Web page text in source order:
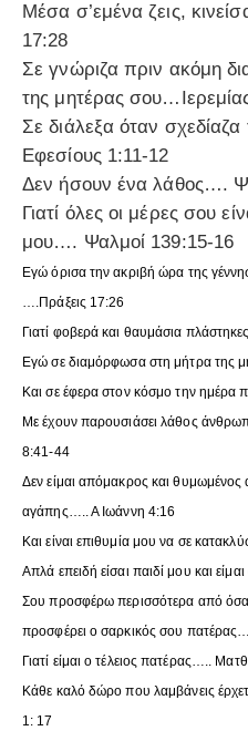
Μέσα σ’εμένα ζεις,
17:28
Σε γνώριζα πριν ακόμη
της μητέρας
Σε διάλεξα όταν
Εφεσίους 1:11-12
Δεν ήσουν ένα λάθος….
Γιατί όλες οι μέρες σου
μου…. Ψαλμοί 139:15-16
Εγώ όρισα την ακριβή ώρα της
….Πράξεις 17:26
Γιατί φοβερά και θαυμάσια
Εγώ σε διαμόρφωσα στη μήτρα της
Και σε έφερα στον κόσμο την
Με έχουν παρουσιάσει λάθος
8:41-44
Δεν είμαι απόμακρος και
αγάπης….. Α Ιωάννη 4:16
Και είναι επιθυμία μου να σε
Απλά επειδή είσαι παιδί μου και
Σου προσφέρω περισσότερα από
προσφέρει ο σαρκικός σου
Γιατί είμαι ο τέλειος πατέρας…..
Κάθε καλό δώρο που λαμβάνεις
1: 17